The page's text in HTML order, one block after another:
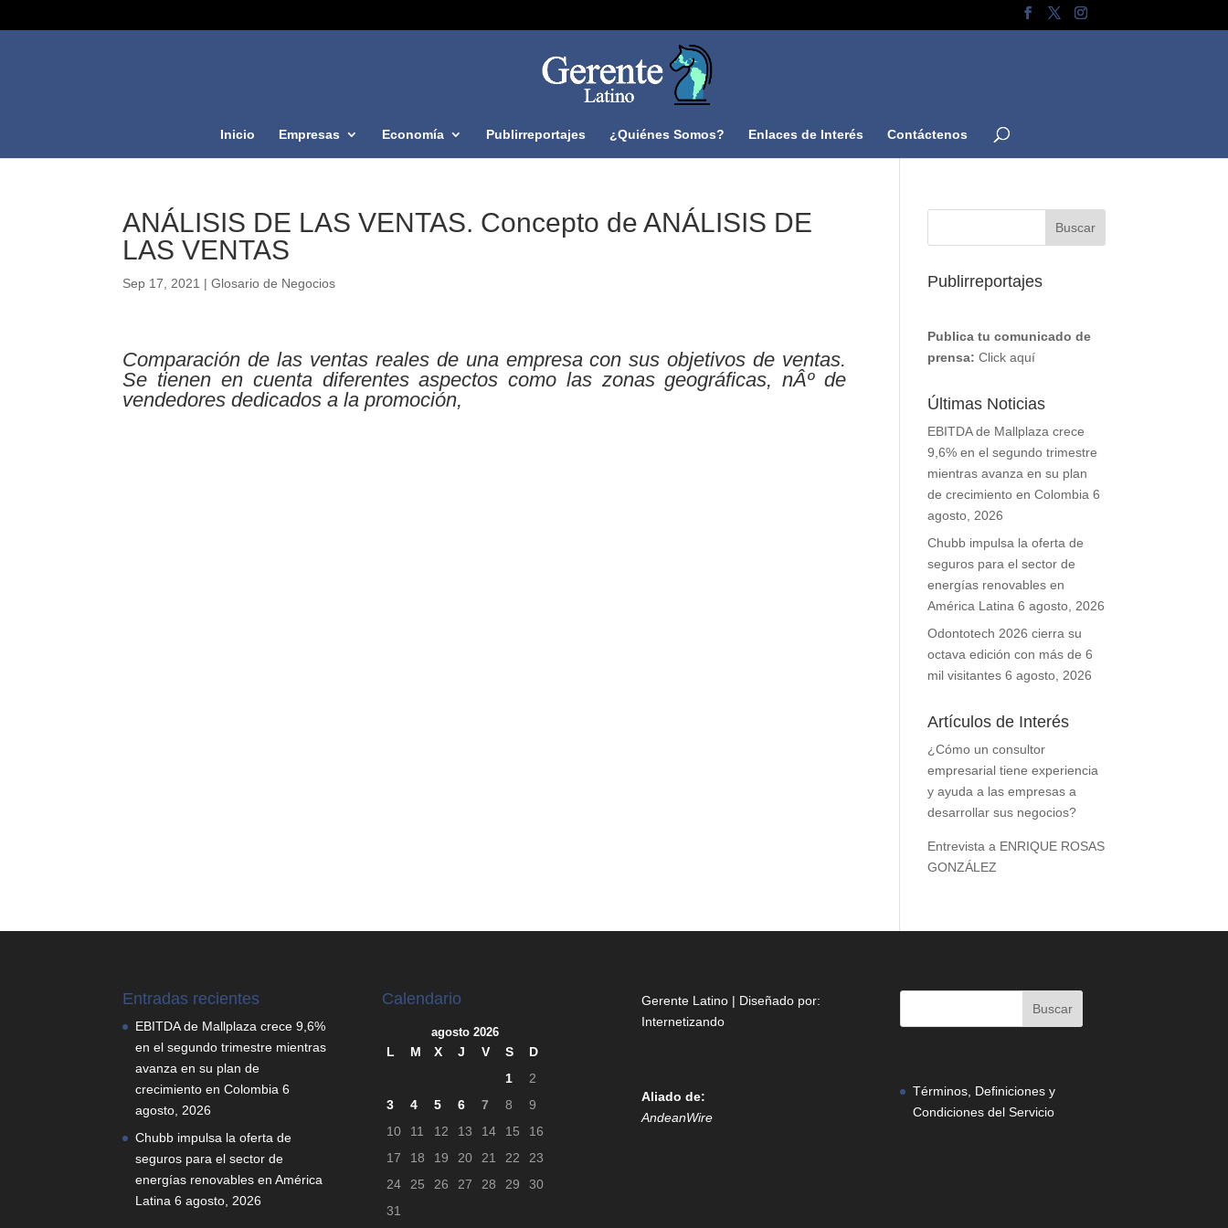
Inicio Empresas Economía Publirreportajes ¿Quiénes Somos? Enlaces de Interés Contáctenos
ANÁLISIS DE LAS VENTAS. Concepto de ANÁLISIS DE
LAS VENTAS
Sep 17, 2021 |Glosario de Negocios
Comparación de las ventas reales de una empresa con sus objetivos de ventas.
Se tienen en cuenta diferentes aspectos como las zonas geográficas, nÂº de
vendedores dedicados a la promoción,
Publirreportajes
Publica tu comunicado de
prensa: Click aquí
Últimas Noticias
EBITDA de Mallplaza crece
9,6% en el segundo trimestre
mientras avanza en su plan
de crecimiento en Colombia 6
agosto, 2026
Chubb impulsa la oferta de
seguros para el sector de
energías renovables en
América Latina 6 agosto, 2026
Odontotech 2026 cierra su
octava edición con más de 6
mil visitantes 6 agosto, 2026
Artículos de Interés
¿Cómo un consultor
empresarial tiene experiencia
y ayuda a las empresas a
desarrollar sus negocios?
Entrevista a ENRIQUE ROSAS
GONZÁLEZ
Entradas recientes
EBITDA de Mallplaza crece 9,6%
en el segundo trimestre mientras
avanza en su plan de
crecimiento en Colombia 6
agosto, 2026
Chubb impulsa la oferta de
seguros para el sector de
energías renovables en América
Latina 6 agosto, 2026
Calendario
agosto 2026
L M X J V S
D
1
2
3
4 5 6 7 8
9
10
11 12 13 14 15
16
17
18 19 20 21 22
23
24
25 26 27 28 29
30
31
Gerente Latino | Diseñado por:
Internetizando
Aliado de:
AndeanWire
Términos, Definiciones y
Condiciones del Servicio